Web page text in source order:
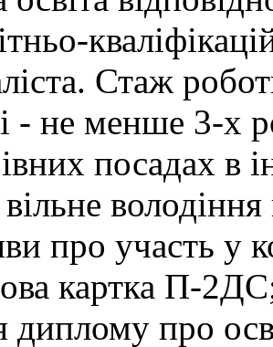
Стаж
- не менше 3-х
посадах в
вільне
про участь у
картка П-
диплому про